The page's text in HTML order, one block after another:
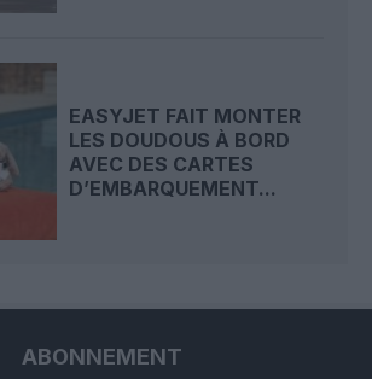
EASYJET FAIT MONTER
LES DOUDOUS À BORD
AVEC DES CARTES
D’EMBARQUEMENT...
ABONNEMENT